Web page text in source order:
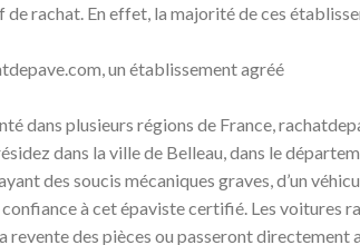
de rachat. En effet, la majorité de ces
un établissement agréé
dans plusieurs régions de France,
dans la ville de Belleau, dans le
des soucis mécaniques graves, d’un
à cet épaviste certifié. Les voitures
revente des pièces ou passeront directement